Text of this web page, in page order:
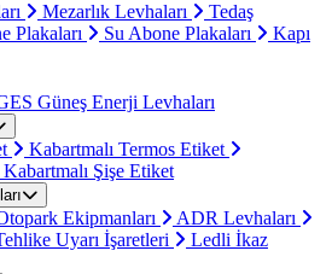
Mezarlık Levhaları
Tedaş
Plakaları Su Abone Plakaları
Kapı
Güneş Enerji Levhaları
Kabartmalı Termos Etiket
Kabartmalı Şişe Etiket
Ekipmanları
ADR Levhaları
Uyarı İşaretleri
Ledli İkaz